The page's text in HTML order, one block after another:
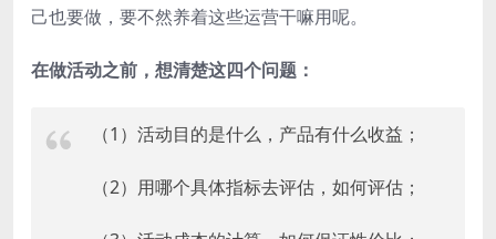
己也要做，要不然养着这些运营干嘛用呢。
在做活动之前，想清楚这四个问题：
（1）活动目的是什么，产品有什么收益；
（2）用哪个具体指标去评估，如何评估；